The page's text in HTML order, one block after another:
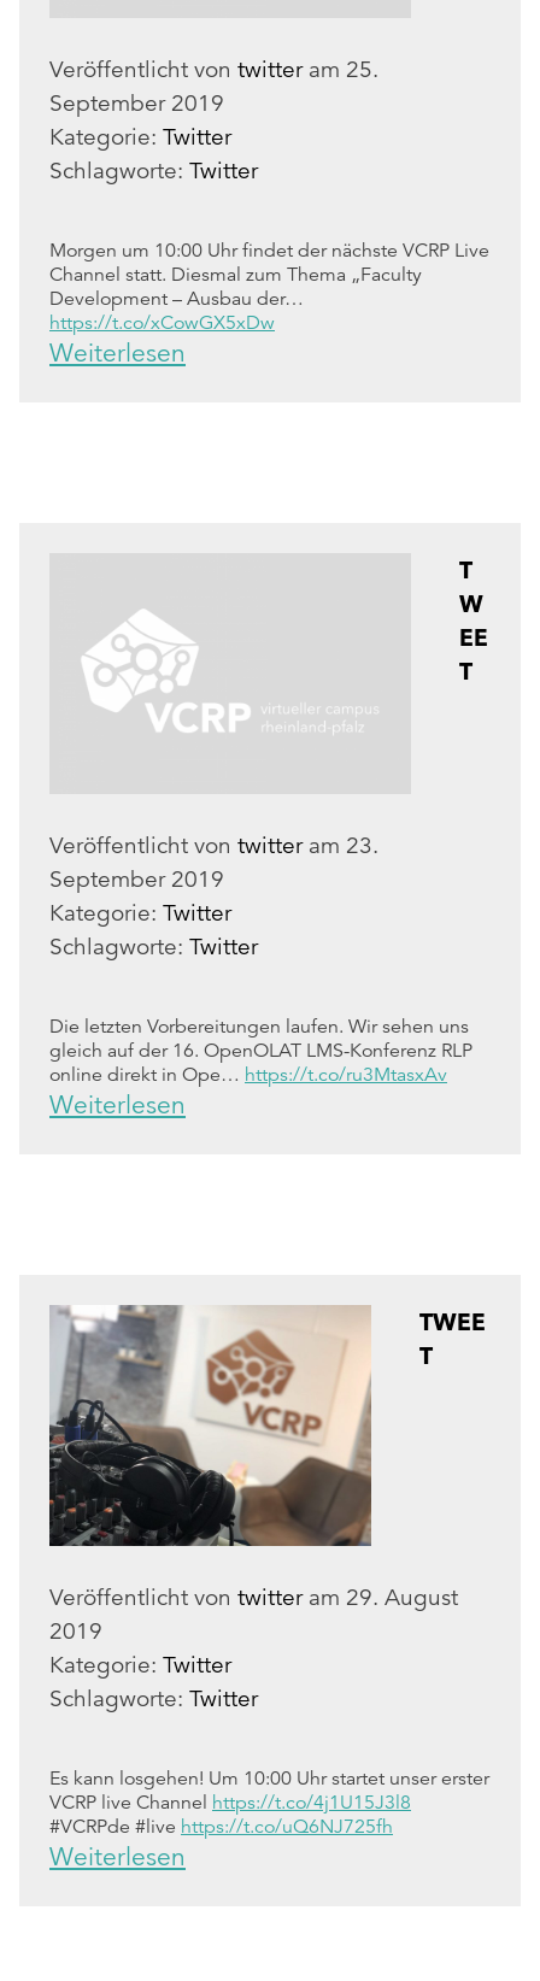
Veröffentlicht von twitteram 25.
September 2019
Kategorie: Twitter
Schlagworte: Twitter
Morgen um 10:00 Uhr findet der nächste VCRP Live
Channel statt. Diesmal zum Thema „Faculty
Development – Ausbau der…
https://t.co/xCowGX5xDw
Weiterlesen
T
W
EE
T
Veröffentlicht von twitteram 23.
September 2019
Kategorie: Twitter
Schlagworte: Twitter
Die letzten Vorbereitungen laufen. Wir sehen uns
gleich auf der 16. OpenOLAT LMS-Konferenz RLP
online direkt in Ope… https://t.co/ru3MtasxAv
Weiterlesen
TWEE
T
Veröffentlicht von twitteram 29. August
2019
Kategorie: Twitter
Schlagworte: Twitter
Es kann losgehen! Um 10:00 Uhr startet unser erster
VCRP live Channel https://t.co/4j1U15J3l8
#VCRPde #live https://t.co/uQ6NJ725fh
Weiterlesen